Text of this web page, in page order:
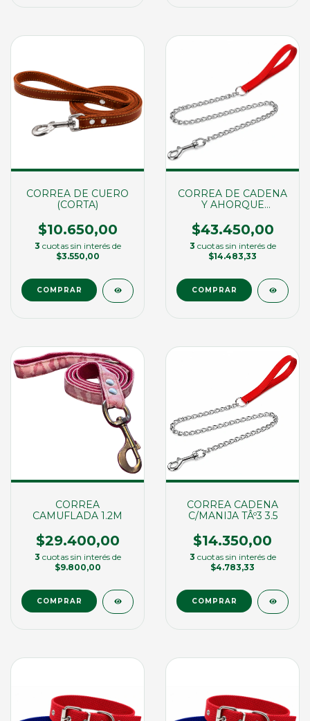
CORREA DE CUERO
(CORTA)
$10.650,00
3 cuotas sin interés de
$3.550,00
CORREA DE CADENA
Y AHORQUE
$43.450,00
3 cuotas sin interés de
$14.483,33
CORREA
CAMUFLADA 1.2M
$29.400,00
3 cuotas sin interés de
$9.800,00
CORREA CADENA
C/MANIJA TÂº3 3.5
$14.350,00
3 cuotas sin interés de
$4.783,33